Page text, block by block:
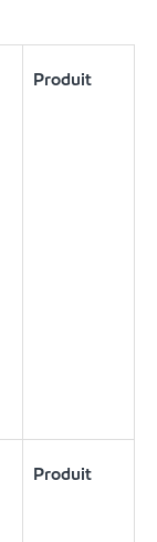
Produit
Produit